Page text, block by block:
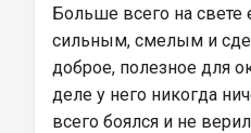
Больше всего на свете
сильным, смелым и
доброе, полезное для
деле у него никогда
всего боялся и не